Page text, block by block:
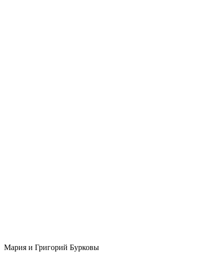
Мария и Григорий Бурковы